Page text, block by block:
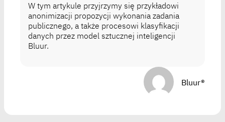
W tym artykule przyjrzymy się przykładowi
anonimizacji propozycji wykonania zadania
publicznego, a także procesowi klasyfikacji
danych przez model sztucznej inteligencji
Bluur.
Bluur®